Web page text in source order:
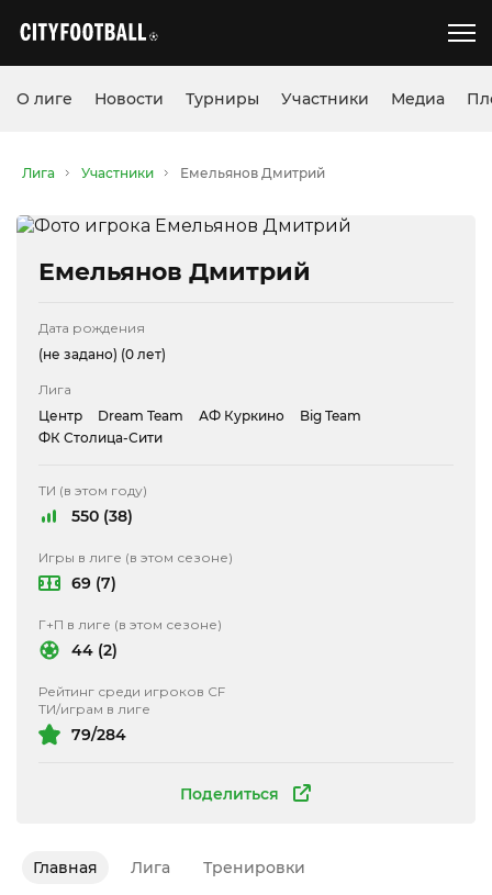
О лиге Новости Турниры Участники Медиа
Лига Участники Емельянов Дмитрий
Емельянов Дмитрий
Поделиться
Дата рождения
(не задано) (0 лет)
Лига
Центр
Dream Team АФ Куркино
Big Team
ФК Столица-Сити
ТИ (в этом году)
550 (38)
Игры в лиге (в этом сезоне)
69 (7)
Г+П в лиге (в этом сезоне)
44 (2)
Рейтинг среди игроков CF
ТИ/играм в лиге
79/284
Главная Лига Тренировки